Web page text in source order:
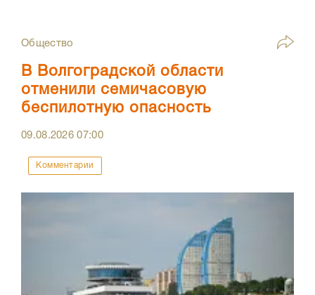
Общество
В Волгоградской области
отменили семичасовую
беспилотную опасность
09.08.202607:00
Комментарии